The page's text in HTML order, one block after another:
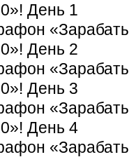
День 1
День 2
День 3
День 4